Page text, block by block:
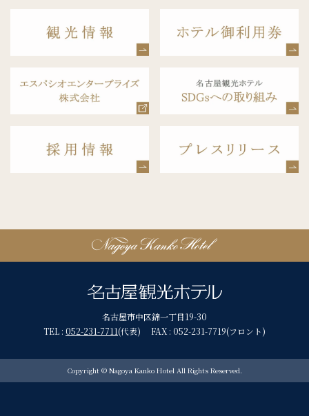
名古屋市中区錦一丁目19-30
TEL : 052-231-7711(代表) FAX : 052-231-7719(フロント)
Copyright © Nagoya Kanko Hotel All Rights Reserved.